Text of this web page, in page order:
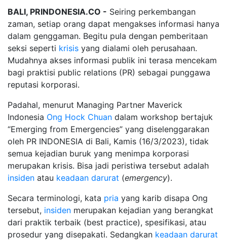
BALI, PRINDONESIA.CO - Seiring perkembangan
zaman, setiap orang dapat mengakses informasi hanya
dalam genggaman. Begitu pula dengan pemberitaan
seksi seperti krisis yang dialami oleh perusahaan.
Mudahnya akses informasi publik ini terasa mencekam
bagi praktisi public relations (PR) sebagai punggawa
reputasi korporasi.
Padahal, menurut Managing Partner Maverick
Indonesia Ong Hock Chuan dalam workshop bertajuk
“Emerging from Emergencies” yang diselenggarakan
oleh PR INDONESIA di Bali, Kamis (16/3/2023), tidak
semua kejadian buruk yang menimpa korporasi
merupakan krisis. Bisa jadi peristiwa tersebut adalah
insiden atau keadaan darurat (emergency).
Secara terminologi, kata pria yang karib disapa Ong
tersebut, insiden merupakan kejadian yang berangkat
dari praktik terbaik (best practice), spesifikasi, atau
prosedur yang disepakati. Sedangkan keadaan darurat